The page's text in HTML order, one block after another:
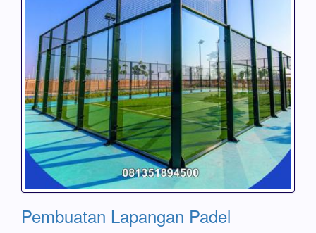
Pembuatan Lapangan Padel